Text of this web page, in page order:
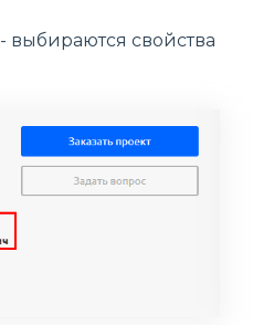
- выбираются свойства